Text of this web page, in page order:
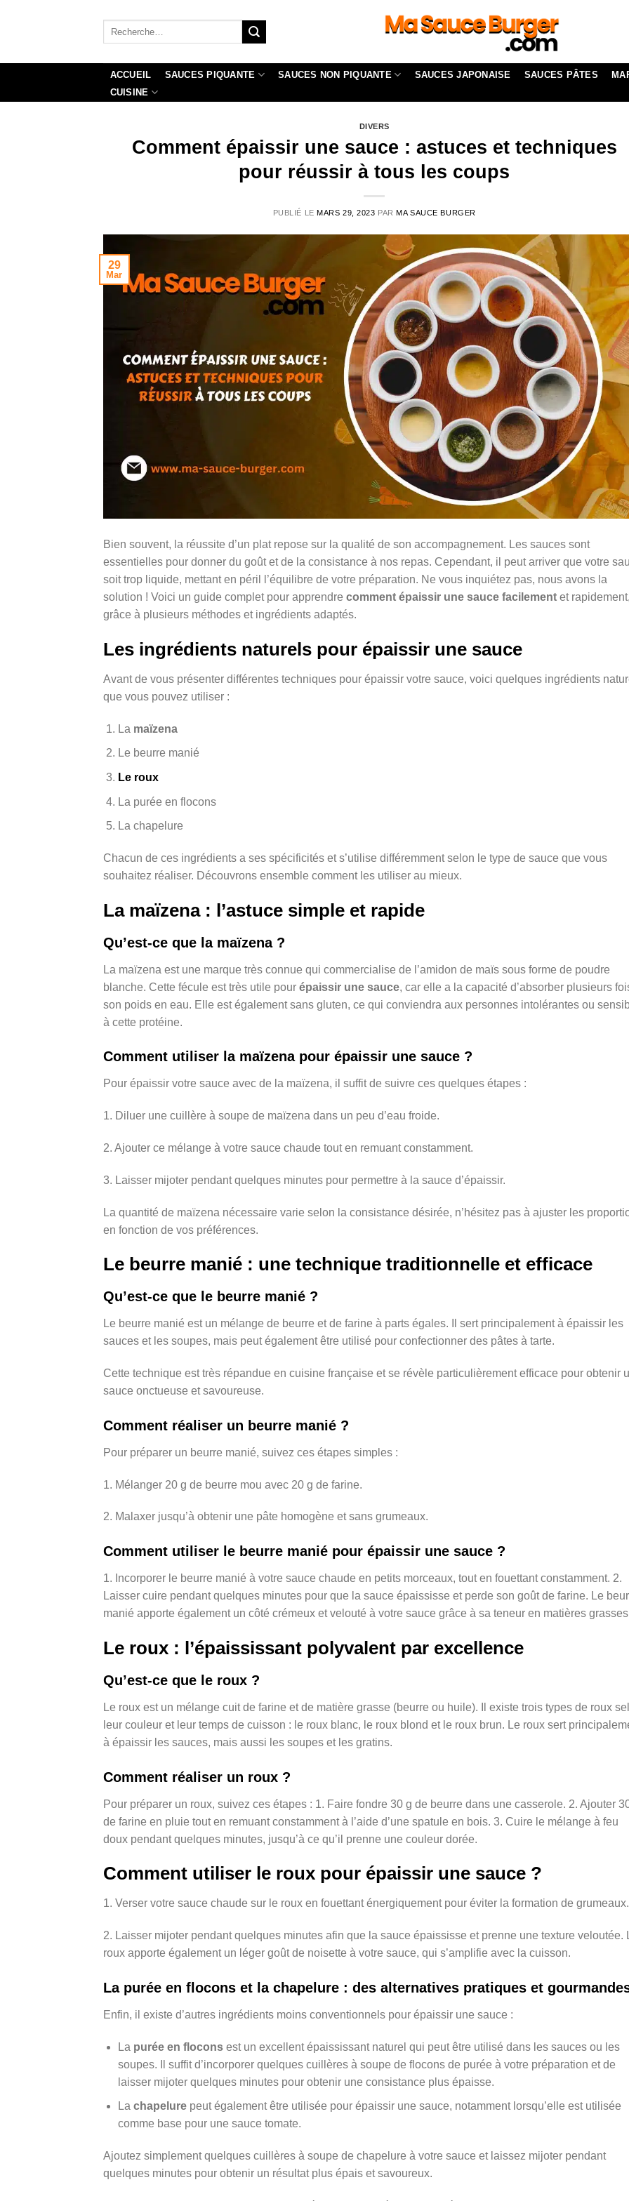
ACCUEIL SAUCES PIQUANTE SAUCES NON PIQUANTE SAUCES JAPONAISE SAUCES PÂTES
CUISINE
DIVERS
Comment épaissir une sauce : astuces et techniques
pour réussir à tous les coups
PUBLIÉ LEMARS 29, 2023 PARMA SAUCE BURGER
29
Mar
Bien souvent, la réussite d’un plat repose sur la qualité de son accompagnement. Les sauces sont
essentielles pour donner du goût et de la consistance à nos repas. Cependant, il peut arriver que votre
soit trop liquide, mettant en péril l’équilibre de votre préparation. Ne vous inquiétez pas, nous avons la
solution ! Voici un guide complet pour apprendre comment épaissir une sauce facilement et
grâce à plusieurs méthodes et ingrédients adaptés.
Les ingrédients naturels pour épaissir une sauce
Avant de vous présenter différentes techniques pour épaissir votre sauce, voici quelques ingrédients
que vous pouvez utiliser :
La maïzena
Le beurre manié
Le roux
La purée en flocons
La chapelure
Chacun de ces ingrédients a ses spécificités et s’utilise différemment selon le type de sauce que vous
souhaitez réaliser. Découvrons ensemble comment les utiliser au mieux.
La maïzena : l’astuce simple et rapide
Qu’est-ce que la maïzena ?
La maïzena est une marque très connue qui commercialise de l’amidon de maïs sous forme de poudre
blanche. Cette fécule est très utile pour épaissir une sauce, car elle a la capacité d’absorber plusieurs
son poids en eau. Elle est également sans gluten, ce qui conviendra aux personnes intolérantes ou
à cette protéine.
Comment utiliser la maïzena pour épaissir une sauce ?
Pour épaissir votre sauce avec de la maïzena, il suffit de suivre ces quelques étapes :
1. Diluer une cuillère à soupe de maïzena dans un peu d’eau froide.
2. Ajouter ce mélange à votre sauce chaude tout en remuant constamment.
3. Laisser mijoter pendant quelques minutes pour permettre à la sauce d’épaissir.
La quantité de maïzena nécessaire varie selon la consistance désirée, n’hésitez pas à ajuster les
en fonction de vos préférences.
Le beurre manié : une technique traditionnelle et efficace
Qu’est-ce que le beurre manié ?
Le beurre manié est un mélange de beurre et de farine à parts égales. Il sert principalement à épaissir les
sauces et les soupes, mais peut également être utilisé pour confectionner des pâtes à tarte.
Cette technique est très répandue en cuisine française et se révèle particulièrement efficace pour obtenir
sauce onctueuse et savoureuse.
Comment réaliser un beurre manié ?
Pour préparer un beurre manié, suivez ces étapes simples :
1. Mélanger 20 g de beurre mou avec 20 g de farine.
2. Malaxer jusqu’à obtenir une pâte homogène et sans grumeaux.
Comment utiliser le beurre manié pour épaissir une sauce ?
1. Incorporer le beurre manié à votre sauce chaude en petits morceaux, tout en fouettant constamment. 2.
Laisser cuire pendant quelques minutes pour que la sauce épaississe et perde son goût de farine. Le
manié apporte également un côté crémeux et velouté à votre sauce grâce à sa teneur en matières
Le roux : l’épaississant polyvalent par excellence
Qu’est-ce que le roux ?
Le roux est un mélange cuit de farine et de matière grasse (beurre ou huile). Il existe trois types de roux
leur couleur et leur temps de cuisson : le roux blanc, le roux blond et le roux brun. Le roux sert
à épaissir les sauces, mais aussi les soupes et les gratins.
Comment réaliser un roux ?
Pour préparer un roux, suivez ces étapes : 1. Faire fondre 30 g de beurre dans une casserole. 2. Ajouter
de farine en pluie tout en remuant constamment à l’aide d’une spatule en bois. 3. Cuire le mélange à feu
doux pendant quelques minutes, jusqu’à ce qu’il prenne une couleur dorée.
Comment utiliser le roux pour épaissir une sauce ?
1. Verser votre sauce chaude sur le roux en fouettant énergiquement pour éviter la formation de grumeaux.
2. Laisser mijoter pendant quelques minutes afin que la sauce épaississe et prenne une texture veloutée.
roux apporte également un léger goût de noisette à votre sauce, qui s’amplifie avec la cuisson.
La purée en flocons et la chapelure : des alternatives pratiques et
Enfin, il existe d’autres ingrédients moins conventionnels pour épaissir une sauce :
La purée en floconsest un excellent épaississant naturel qui peut être utilisé dans les sauces ou les
soupes. Il suffit d’incorporer quelques cuillères à soupe de flocons de purée à votre préparation et de
laisser mijoter quelques minutes pour obtenir une consistance plus épaisse.
La chapelurepeut également être utilisée pour épaissir une sauce, notamment lorsqu’elle est utilisée
comme base pour une sauce tomate.
Ajoutez simplement quelques cuillères à soupe de chapelure à votre sauce et laissez mijoter pendant
quelques minutes pour obtenir un résultat plus épais et savoureux.